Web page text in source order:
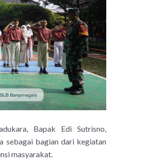
Bapak Edi Sutrisno,
sebagai bagian dari kegiatan
masyarakat.